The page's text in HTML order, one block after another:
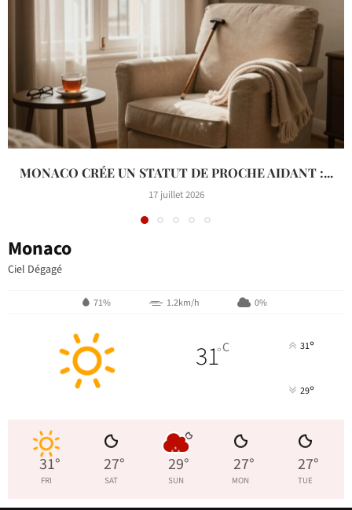
MONACO CRÉE UN STATUT DE PROCHE AIDANT :...
17 juillet 2026
Monaco
Ciel Dégagé
71% 1.2km/h 0%
31°C 31°
29°
31°
FRI
27°
SAT
29°
SUN
27°
MON
27°
TUE